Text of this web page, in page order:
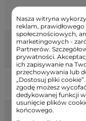
Kwas
pantotenowy
Tiamina
Ryboflawina
Nasza witryna
reklam,
społecznościowych,
marketingowych -
Partnerów.
prywatności.
ich zapisywanie na
przechowywania lub
„Dostosuj pliki
zgodę możesz
dedykowanej funkcji
usunięcie plików
końcowego.